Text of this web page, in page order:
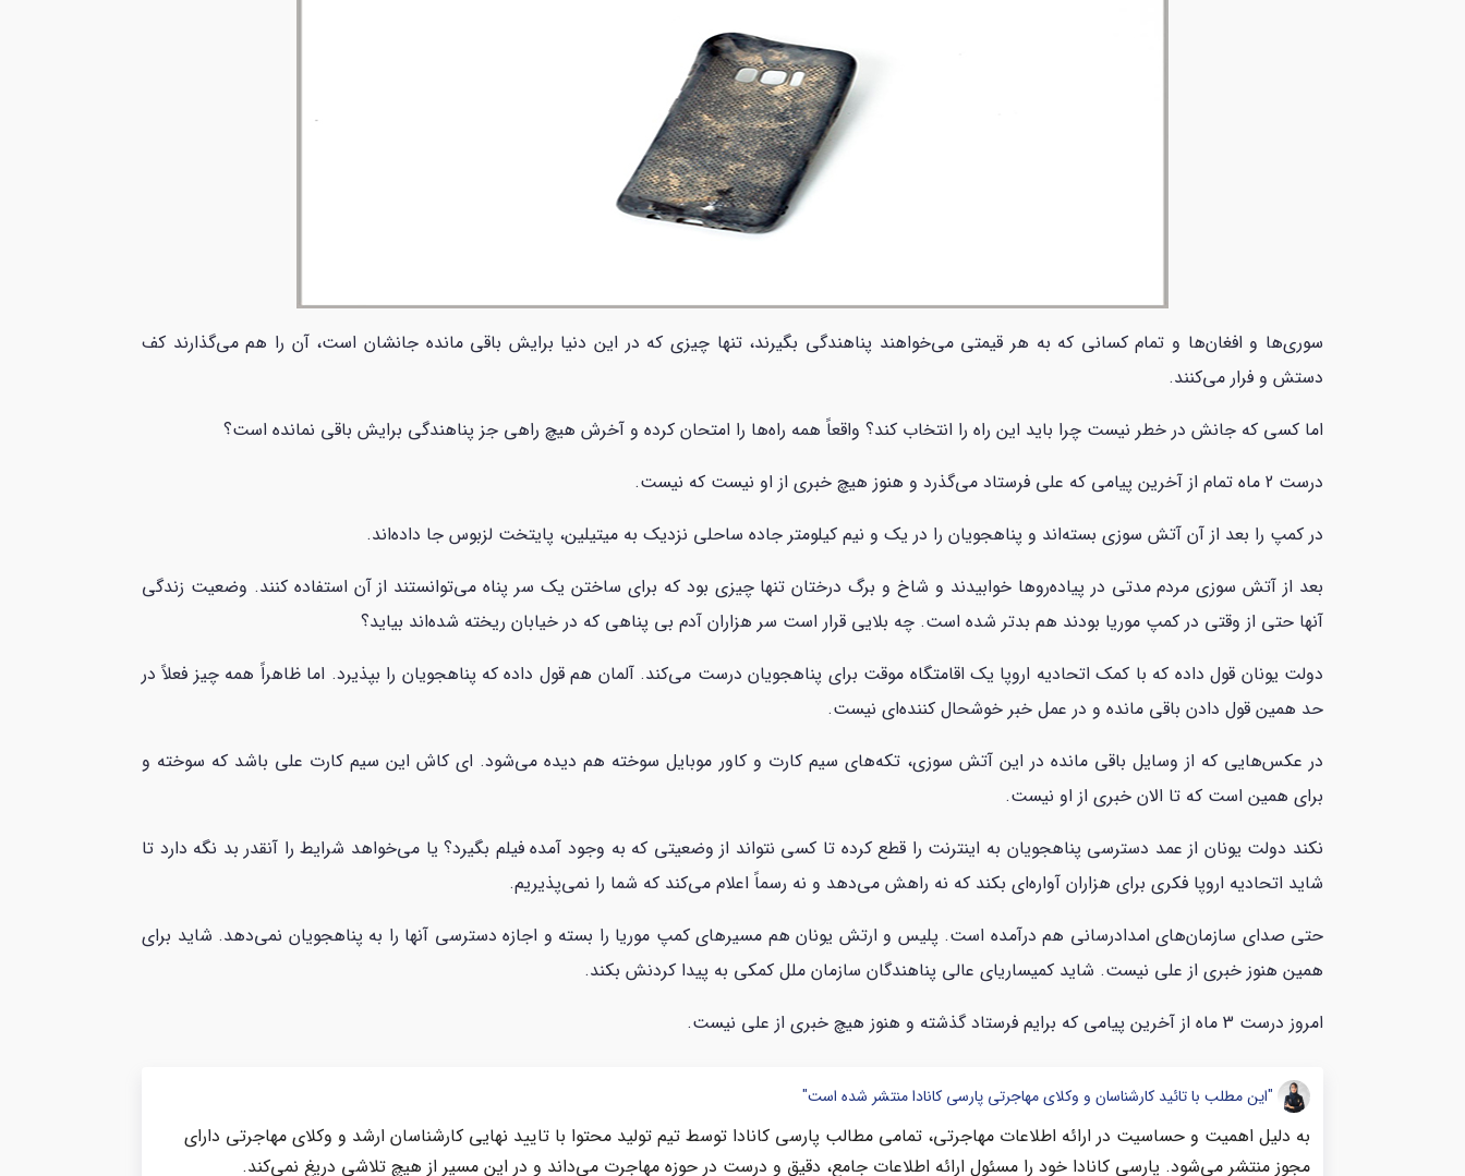
سوری‌ها و افغان‌ها و تمام کسانی که به هر قیمتی می‌خواهند پناهندگی بگیرند، تنها چیزی که در این دنیا برایش باقی مانده جانشان است، آن را هم می‌گذارند کف
دستش و فرار می‌کنند.
اما کسی که جانش در خطر نیست چرا باید این راه را انتخاب کند؟ واقعاً همه راه‌ها را امتحان کرده و آخرش هیچ راهی جز پناهندگی برایش باقی نمانده است؟
درست 2 ماه تمام از آخرین پیامی که علی فرستاد می‌گذرد و هنوز هیچ خبری از او نیست که نیست.
در کمپ را بعد از آن آتش سوزی بسته‌اند و پناهجویان را در یک و نیم کیلومتر جاده ساحلی نزدیک به میتیلین، پایتخت لزبوس جا داده‌اند.
بعد از آتش سوزی مردم مدتی در پیاده‌روها خوابیدند و شاخ و برگ درختان تنها چیزی بود که برای ساختن یک سر پناه می‌توانستند از آن استفاده کنند. وضعیت زندگی
آنها حتی از وقتی در کمپ موریا بودند هم بدتر شده است. چه بلایی قرار است سر هزاران آدم بی پناهی که در خیابان ریخته شده‌اند بیاید؟
دولت یونان قول داده که با کمک اتحادیه اروپا یک اقامتگاه موقت برای پناهجویان درست می‌کند. آلمان هم قول داده که پناهجویان را بپذیرد. اما ظاهراً همه چیز فعلاً در
حد همین قول دادن باقی مانده و در عمل خبر خوشحال کننده‌ای نیست.
در عکس‌هایی که از وسایل باقی مانده در این آتش سوزی، تکه‌های سیم کارت و کاور موبایل سوخته هم دیده می‌شود. ای کاش این سیم کارت علی باشد که سوخته و
برای همین است که تا الان خبری از او نیست.
نکند دولت یونان از عمد دسترسی پناهجویان به اینترنت را قطع کرده تا کسی نتواند از وضعیتی که به وجود آمده فیلم بگیرد؟ یا می‌خواهد شرایط را آنقدر بد نگه دارد تا
شاید اتحادیه اروپا فکری برای هزاران آواره‌ای بکند که نه راهش می‌دهد و نه رسماً اعلام می‌کند که شما را نمی‌پذیریم.
حتی صدای سازمان‌های امدادرسانی هم درآمده است. پلیس و ارتش یونان هم مسیرهای کمپ موریا را بسته و اجازه دسترسی آنها را به پناهجویان نمی‌دهد. شاید برای
همین هنوز خبری از علی نیست. شاید کمیساریای عالی پناهندگان سازمان ملل کمکی به پیدا کردنش بکند.
امروز درست 3 ماه از آخرین پیامی که برایم فرستاد گذشته و هنوز هیچ خبری از علی نیست.
"این مطلب با تائید کارشناسان و وکلای مهاجرتی پارسی کانادا منتشر شده است"
به دلیل اهمیت و حساسیت در ارائه اطلاعات مهاجرتی، تمامی مطالب پارسی کانادا توسط تیم تولید محتوا با تایید نهایی کارشناسان ارشد و وکلای مهاجرتی دارای
مجوز منتشر می‌شود. پارسی کانادا خود را مسئول ارائه اطلاعات جامع، دقیق و درست در حوزه مهاجرت می‌داند و در این مسیر از هیچ تلاشی دریغ نمی‌کند.